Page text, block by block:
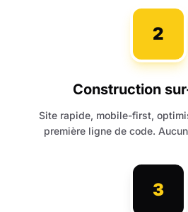
2
Construction
Site rapide, mobile-first,
première ligne de code.
3